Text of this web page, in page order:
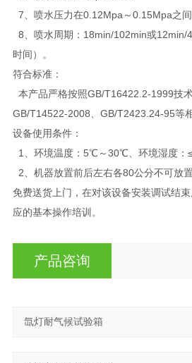
7、喷水压力在0.12Mpa～0.15Mpa之间
8、喷水周期：18min/102min或12min/
时间）。
符合标准：
本产品严格按照GB/T16422.2-1999技
GB/T14522-2008、GB/T2423.24-95等
设备使用条件：
1、环境温度：5℃～30℃、环境湿度：
2、机器放置前后左右各80公分不可放置
免费送货上门，在对该设备安装调试结
应的基本操作培训。
产品咨询